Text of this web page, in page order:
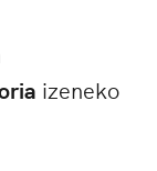
izeneko